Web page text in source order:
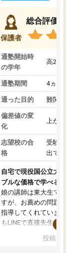
保護者
総合評価
通塾開始時
の学年
高2
通塾期間 4ヵ月～1
通った目的 難関私立
偏差値の変
化
上がった
志望校の合
格
受験して
出ていな
自宅で現役国公立大学生
ブルな価格で学べる
娘の講師は東大生では無
すが、お薦めの問題集や
指導してくれています。
もLINEで直接先生に質問
めれるので、個人に合
投稿日：